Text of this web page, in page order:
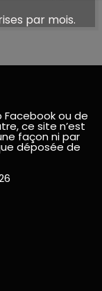
par mois.
ou de
ce site n’est
façon ni par
déposée de